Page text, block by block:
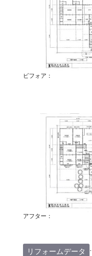
ビフォア：
アフター：
リフォームデータ